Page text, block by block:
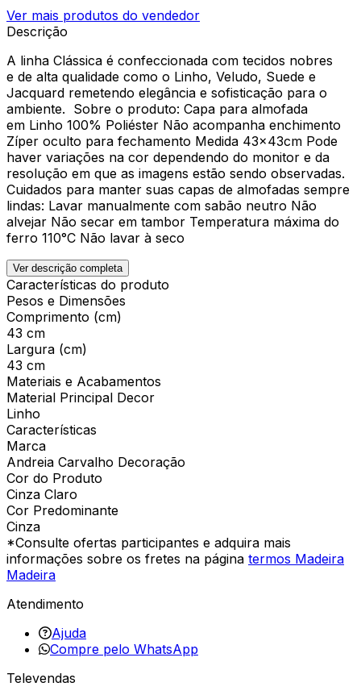
Ver mais produtos do vendedor
Descrição
A linha Clássica é confeccionada com tecidos nobres
e de alta qualidade como o Linho, Veludo, Suede e
Jacquard remetendo elegância e sofisticação para o
ambiente. Sobre o produto: Capa para almofada
em Linho 100% Poliéster Não acompanha enchimento
Zíper oculto para fechamento Medida 43x43cm Pode
haver variações na cor dependendo do monitor e da
resolução em que as imagens estão sendo observadas.
Cuidados para manter suas capas de almofadas sempre
lindas: Lavar manualmente com sabão neutro Não
alvejar Não secar em tambor Temperatura máxima do
ferro 110°C Não lavar à seco
Ver descrição completa
Características do produto
Pesos e Dimensões
Comprimento (cm)
43 cm
Largura (cm)
43 cm
Materiais e Acabamentos
Material Principal Decor
Linho
Características
Marca
Andreia Carvalho Decoração
Cor do Produto
Cinza Claro
Cor Predominante
Cinza
*Consulte ofertas participantes e adquira mais
informações sobre os fretes na página termos Madeira
Madeira
Atendimento
Ajuda
Compre pelo WhatsApp
Televendas